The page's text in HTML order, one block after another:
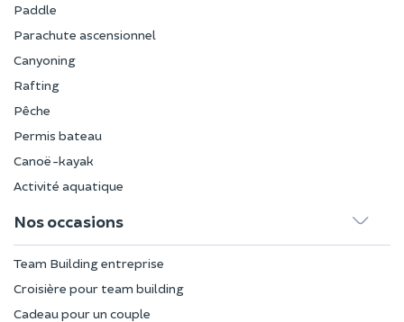
Paddle
Parachute ascensionnel
Canyoning
Rafting
Pêche
Permis bateau
Canoë-kayak
Activité aquatique
Nos occasions
Team Building entreprise
Croisière pour team building
Cadeau pour un couple